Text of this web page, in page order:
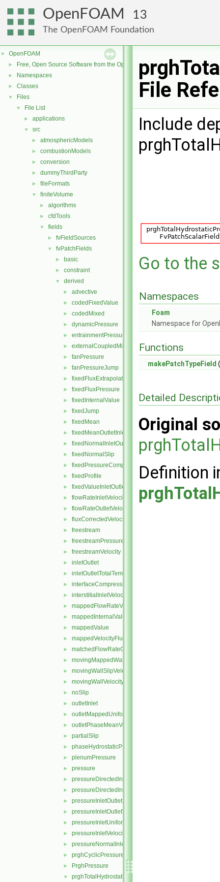
OpenFOAM 13
The OpenFOAM Foundation
▼ OpenFOAM
► Free, Open Source Software from the OpenFOAM Foundation
► Namespaces
► Classes
▼ Files
▼ File List
► applications
▼ src
► atmosphericModels
► combustionModels
► conversion
► dummyThirdParty
► fileFormats
▼ finiteVolume
► algorithms
► cfdTools
▼ fields
► fvFieldSources
▼ fvPatchFields
► basic
► constraint
▼ derived
► advective
► codedFixedValue
► codedMixed
► dynamicPressure
► entrainmentPressure
► externalCoupledMixed
► fanPressure
► fanPressureJump
► fixedFluxExtrapolatedPressure
► fixedFluxPressure
► fixedInternalValue
► fixedJump
► fixedMean
► fixedMeanOutletInlet
► fixedNormalInletOutletVelocity
► fixedNormalSlip
► fixedPressureCompressibleDensity
► fixedProfile
► fixedValueInletOutlet
► flowRateInletVelocity
► flowRateOutletVelocity
► fluxCorrectedVelocity
► freestream
► freestreamPressure
► freestreamVelocity
► inletOutlet
► inletOutletTotalTemperature
► interfaceCompression
► interstitialInletVelocity
► mappedFlowRateVelocity
► mappedInternalValue
► mappedValue
► mappedVelocityFlux
► matchedFlowRateOutletVelocity
► movingMappedWallVelocity
► movingWallSlipVelocity
► movingWallVelocity
► noSlip
► outletInlet
► outletMappedUniformInlet
► outletPhaseMeanVelocity
► partialSlip
► phaseHydrostaticPressure
► plenumPressure
► pressure
► pressureDirectedInletOutletVelocity
► pressureDirectedInletVelocity
► pressureInletOutletParSlipVelocity
► pressureInletOutletVelocity
► pressureInletUniformVelocity
► pressureInletVelocity
► pressureNormalInletOutletVelocity
► prghCyclicPressure
► PrghPressure
▼ prghTotalHydrostaticPressure
File
Include
Go to the
Namespaces
Foam
Namespace for
Functions
makePatchTypeField
Detailed
Original
Definition